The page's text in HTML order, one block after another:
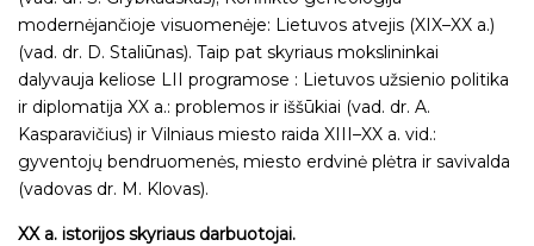
modernėjančioje visuomenėje: Lietuvos atvejis (XIX–XX a.)
(vad. dr. D. Staliūnas). Taip pat skyriaus mokslininkai
dalyvauja keliose LII programose : Lietuvos užsienio politika
ir diplomatija XX a.: problemos ir iššūkiai (vad. dr. A.
Kasparavičius) ir Vilniaus miesto raida XIII–XX a. vid.:
gyventojų bendruomenės, miesto erdvinė plėtra ir savivalda
(vadovas dr. M. Klovas).
XX a. istorijos skyriaus darbuotojai.